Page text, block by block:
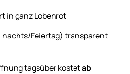
in ganz Lobenrot
nachts/Feiertag) transparent
tagsüber kostetab